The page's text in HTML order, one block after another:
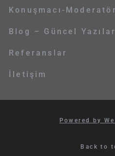
Konuşmacı-Moderatör
Blog – Güncel Yazılar
Referanslar
İletişim
Powered by
Back to